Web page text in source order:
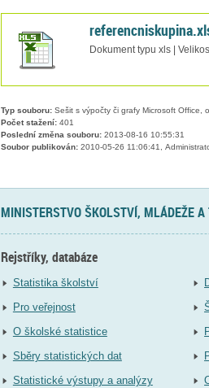
Dokument typu xls |
Typ souboru:Sešit s výpočty či grafy Microsoft Office,
Počet stažení:401
Poslední změna souboru:2013-08-16 10:55:31
Soubor publikován:2010-05-26 11:06:41,
MINISTERSTVO ŠKOLSTVÍ, MLÁDEŽE A
Rejstříky, databáze
Statistika školství
Pro veřejnost
O školské statistice
Sběry statistických dat
Statistické výstupy a analýzy